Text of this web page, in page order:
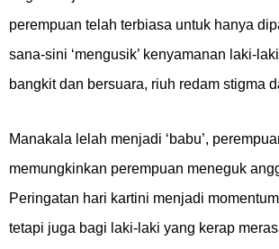
perempuan telah terbiasa untuk hanya
sana-sini ‘mengusik’ kenyamanan laki-
bangkit dan bersuara, riuh redam stigma
Manakala lelah menjadi ‘babu’,
memungkinkan perempuan meneguk
Peringatan hari kartini menjadi
tetapi juga bagi laki-laki yang kerap